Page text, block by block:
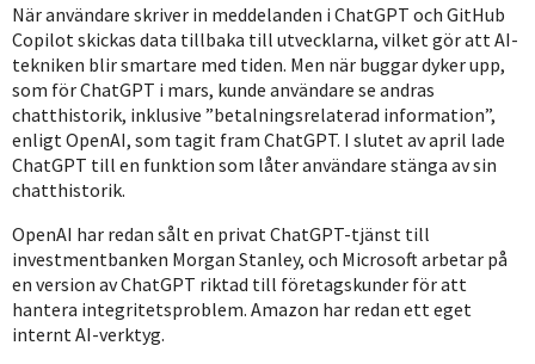
När användare skriver in meddelanden i ChatGPT och GitHub
Copilot skickas data tillbaka till utvecklarna, vilket gör att AI-
tekniken blir smartare med tiden. Men när buggar dyker upp,
som för ChatGPT i mars, kunde användare se andras
chatthistorik, inklusive ”betalningsrelaterad information”,
enligt OpenAI, som tagit fram ChatGPT. I slutet av april lade
ChatGPT till en funktion som låter användare stänga av sin
chatthistorik.
OpenAI har redan sålt en privat ChatGPT-tjänst till
investmentbanken Morgan Stanley, och Microsoft arbetar på
en version av ChatGPT riktad till företagskunder för att
hantera integritetsproblem. Amazon har redan ett eget
internt AI-verktyg.